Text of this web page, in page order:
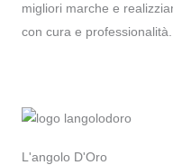
migliori marche e
con cura e professionalità.
L'angolo D'Oro